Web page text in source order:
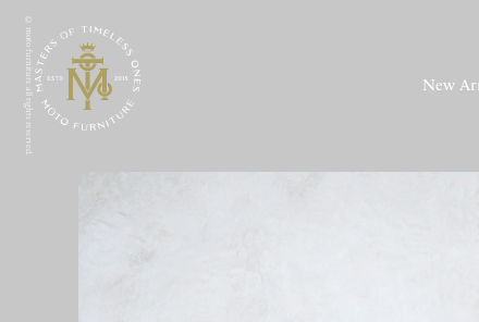
© moto furniture all rights reserved. New